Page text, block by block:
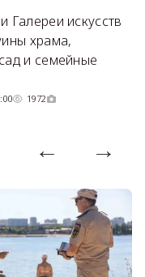
Галереи искусств
храма,
и семейные
1972